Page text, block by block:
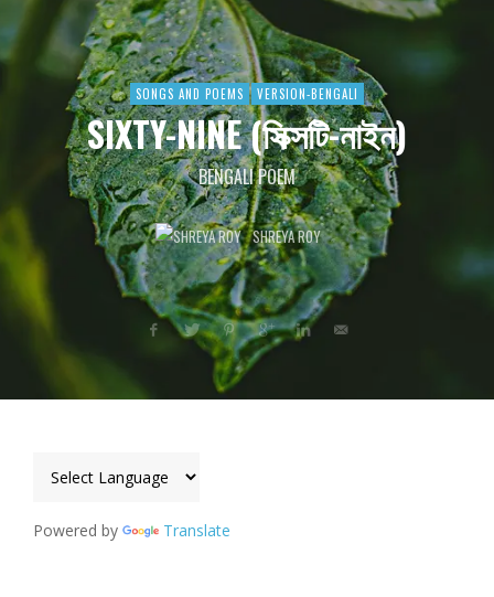
SONGS AND POEMS VERSION-BENGALI
SIXTY-NINE (সিক্সটি-নাইন)
BENGALI POEM
SHREYA ROY
Powered by Translate